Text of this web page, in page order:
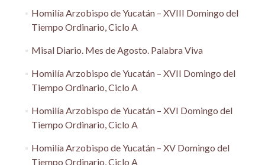
Homilía Arzobispo de Yucatán – XVIII Domingo del
Tiempo Ordinario, Ciclo A
Misal Diario. Mes de Agosto. Palabra Viva
Homilía Arzobispo de Yucatán – XVII Domingo del
Tiempo Ordinario, Ciclo A
Homilía Arzobispo de Yucatán – XVI Domingo del
Tiempo Ordinario, Ciclo A
Homilía Arzobispo de Yucatán – XV Domingo del
Tiempo Ordinario, Ciclo A